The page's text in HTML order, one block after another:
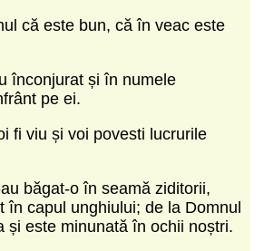
că este bun, că în veac este
înconjurat și în numele
pe ei.
fi viu și voi povesti lucrurile
băgat-o în seamă ziditorii,
în capul unghiului; de la Domnul
și este minunată în ochii noștri.